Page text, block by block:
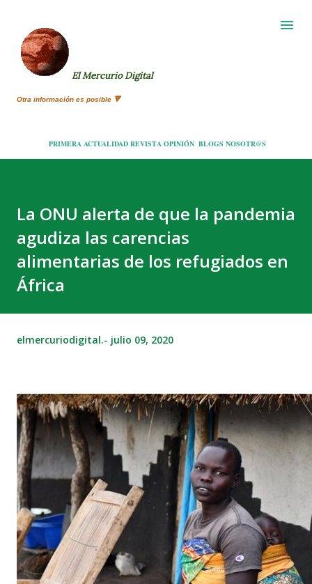
El Mercurio Digital
Otra información es posible 🔻
PRIMERA ACTUALIDAD REVISTA OPINIÓN BLOGS NOSOTR@S
La ONU alerta de que la pandemia
agudiza las carencias
alimentarias de los refugiados en
África
elmercuriodigital.- julio 09, 2020